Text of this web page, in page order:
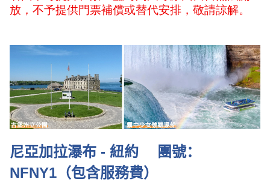
放，不予提供門票補償或替代安排，敬請諒解。
尼亞加拉瀑布 - 紐約
團號：
NFNY1 （包含服務費）